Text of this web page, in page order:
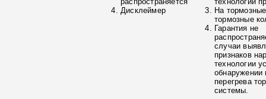
Дисклеймер
На
тормозные
Гарантия не
случаи
признаков
технологии
обнаружении
перегрева
системы.